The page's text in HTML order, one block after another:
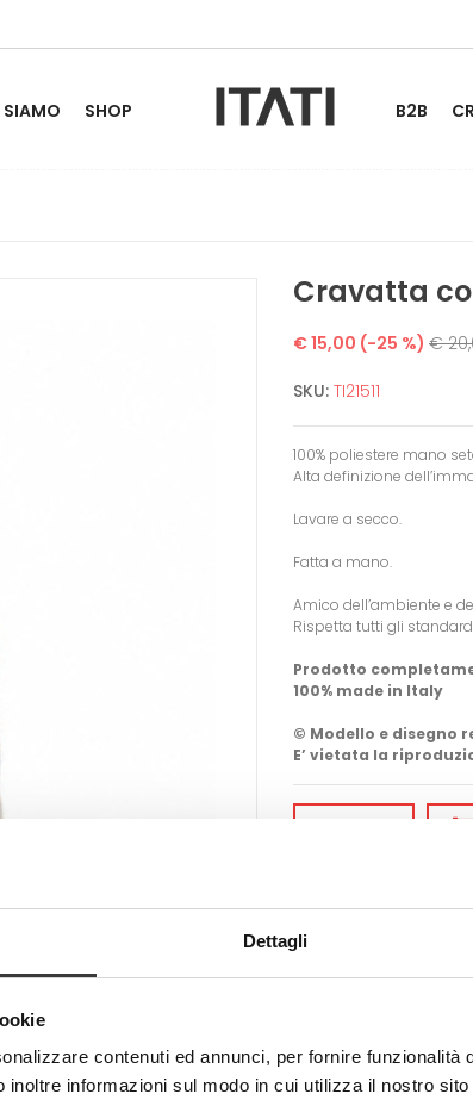
Dettagli
contenuti ed annunci, per fornire funzionalità
inoltre informazioni sul modo in cui utilizza il nostro
SIAMO SHOP B2B
Cravatta
€ 15,00 (-25 %) €
SKU: TI21511
100% poliestere mano
Alta definizione
Lavare a secco.
Fatta a mano.
Amico dell’ambiente e
Rispetta tutti gli
Prodotto
100% made in Italy
© Modello e disegno
E’ vietata la